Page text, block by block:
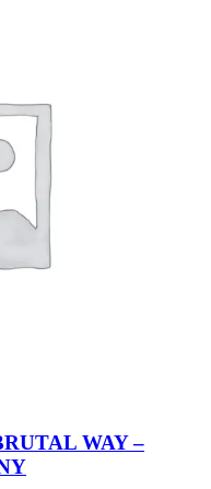
WAY –